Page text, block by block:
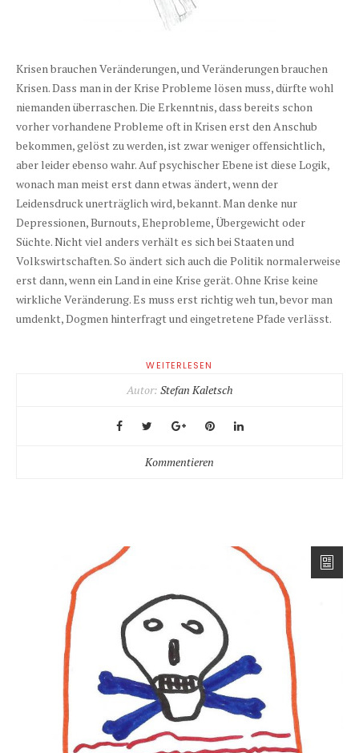
Krisen brauchen Veränderungen, und Veränderungen brauchen
Krisen. Dass man in der Krise Probleme lösen muss, dürfte wohl
niemanden überraschen. Die Erkenntnis, dass bereits schon
vorher vorhandene Probleme oft in Krisen erst den Anschub
bekommen, gelöst zu werden, ist zwar weniger offensichtlich,
aber leider ebenso wahr. Auf psychischer Ebene ist diese Logik,
wonach man meist erst dann etwas ändert, wenn der
Leidensdruck unerträglich wird, bekannt. Man denke nur
Depressionen, Burnouts, Eheprobleme, Übergewicht oder
Süchte. Nicht viel anders verhält es sich bei Staaten und
Volkswirtschaften. So ändert sich auch die Politik normalerweise
erst dann, wenn ein Land in eine Krise gerät. Ohne Krise keine
wirkliche Veränderung. Es muss erst richtig weh tun, bevor man
umdenkt, Dogmen hinterfragt und eingetretene Pfade verlässt.
WEITERLESEN
Autor: Stefan Kaletsch
Kommentieren